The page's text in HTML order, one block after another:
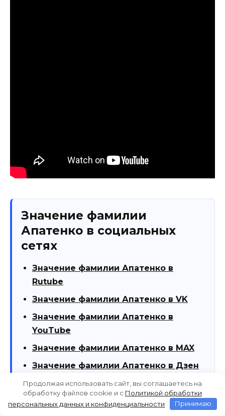
Значение фамилии
Апатенко в социальных
сетях
Значение фамилии Апатенко в
Rutube
Значение фамилии Апатенко в VK
Значение фамилии Апатенко в
YouTube
Значение фамилии Апатенко в MAX
Значение фамилии Апатенко в Дзен
Значение фамилии Апатенко в
Telegram
Продолжая использовать сайт, вы соглашаетесь на
обработку файлов cookie и c Политикой обработки
персональных данных и конфиденциальности
Принимаю